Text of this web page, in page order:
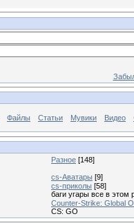
Файлы Статьи Мувики Видео
Разное [148]
cs-Аватары [9]
cs-приколы [58]
баги угары все в этом
Counter-Strike: Global
CS: GO